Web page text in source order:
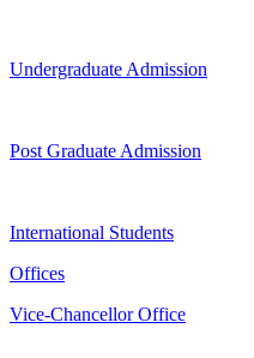
Undergraduate Admission
Post Graduate Admission
International Students
Offices
Vice-Chancellor Office